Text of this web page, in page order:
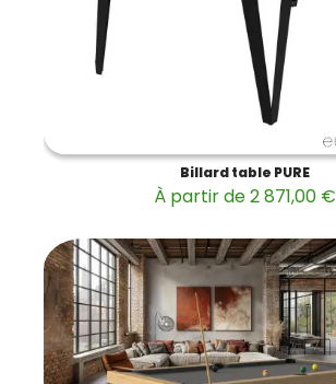
Billard table PURE
À partir de 2 871,00 €